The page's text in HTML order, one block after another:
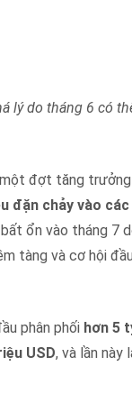
lý do tháng 6 có
đợt tăng trưởng
đặn chảy vào
ổn vào tháng 7
tàng và cơ hội
phân phối hơn 5
USD, và lần này